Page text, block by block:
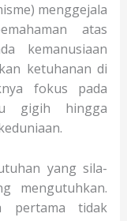
menggejala
atas
kemanusiaan
ketuhanan di
fokus pada
gigih hingga
yang sila-
mengutuhkan.
pertama tidak